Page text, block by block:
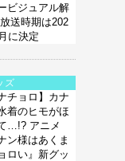
ビジュアル解
送時期は202
に決定
ズ
チョロ】カナ
着のヒモがほ
…!? アニメ
ン様はあくま
ロい』新グッ